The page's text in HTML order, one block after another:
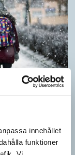
innehållet
funktioner